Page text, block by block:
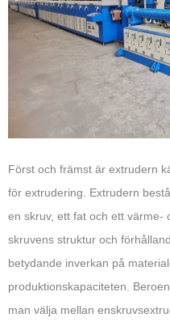
Först och främst är extrudern
för extrudering. Extrudern
en skruv, ett fat och ett värme-
skruvens struktur och
betydande inverkan på
produktionskapaciteten.
man välja mellan